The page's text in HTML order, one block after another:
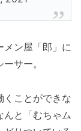
メン屋「郎」に
サー。
くことができな
んと「むちゃム